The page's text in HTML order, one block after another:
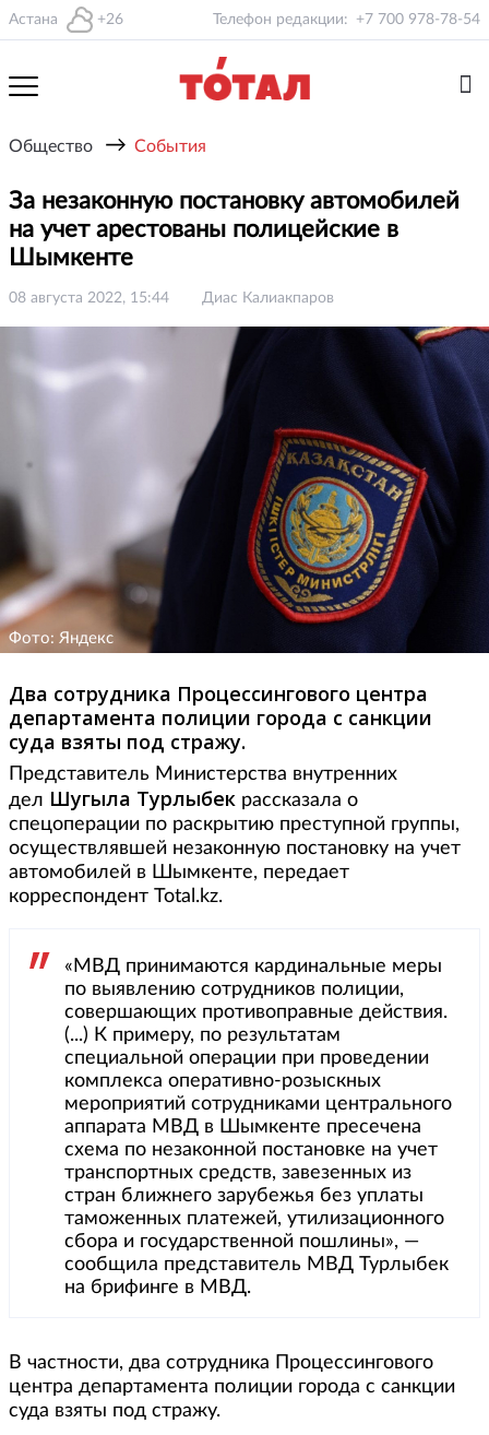
Астана +26 Телефон редакции: +7 700 978-78-54
Общество → События
За незаконную постановку автомобилей
на учет арестованы полицейские в
Шымкенте
08 августа 2022, 15:44 Диас Калиакпаров
Фото: Яндекс
Два сотрудника Процессингового центра
департамента полиции города с санкции
суда взяты под стражу.
Представитель Министерства внутренних
дел Шугыла Турлыбек рассказала о
спецоперации по раскрытию преступной группы,
осуществлявшей незаконную постановку на учет
автомобилей в Шымкенте, передает
корреспондент Total.kz.
«МВД принимаются кардинальные меры
по выявлению сотрудников полиции,
совершающих противоправные действия.
(...) К примеру, по результатам
специальной операции при проведении
комплекса оперативно-розыскных
мероприятий сотрудниками центрального
аппарата МВД в Шымкенте пресечена
схема по незаконной постановке на учет
транспортных средств, завезенных из
стран ближнего зарубежья без уплаты
таможенных платежей, утилизационного
сбора и государственной пошлины», —
сообщила представитель МВД Турлыбек
на брифинге в МВД.
В частности, два сотрудника Процессингового
центра департамента полиции города с санкции
суда взяты под стражу.